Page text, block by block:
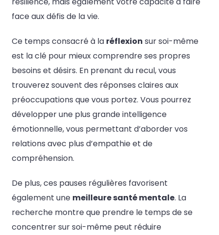
face aux défis de la vie.
Ce temps consacré à la réflexion sur soi-même
est la clé pour mieux comprendre ses propres
besoins et désirs. En prenant du recul, vous
trouverez souvent des réponses claires aux
préoccupations que vous portez. Vous pourrez
développer une plus grande intelligence
émotionnelle, vous permettant d’aborder vos
relations avec plus d’empathie et de
compréhension.
De plus, ces pauses régulières favorisent
également une meilleure santé mentale. La
recherche montre que prendre le temps de se
concentrer sur soi-même peut réduire